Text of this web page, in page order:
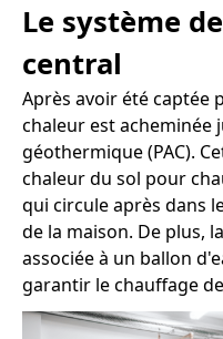
Le système
central
Après avoir été captée
chaleur est acheminée
géothermique (PAC).
chaleur du sol pour
qui circule après dans
de la maison. De plus,
associée à un ballon
garantir le chauffage